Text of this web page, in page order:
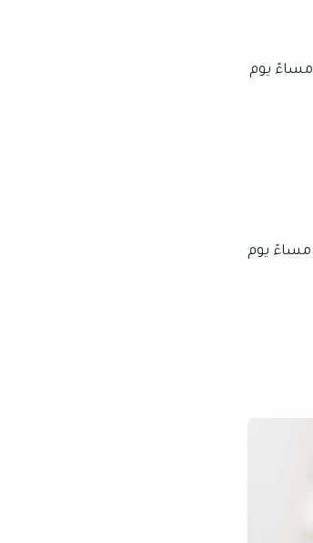
تبدأ أوقات العمل فيه من 09:00 صباحاً – 09:00 مساءً من الأحد إلى الأربعاء، ومن 09:00 صباحاً – 07:00 مساءً يوم
تبدأ أوقات العمل من 09:00 صباحاً – 10:00 مساءً من السبت وحتى الخميس ومن 10:00 صباحاً – 10:00 مساءً يوم